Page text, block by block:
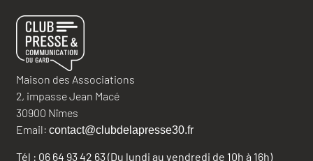
Maison des Associations
2, impasse Jean Macé
30900 Nîmes
Email: contact@clubdelapresse30.fr
Tél : 06 64 93 42 63 (Du lundi au vendredi de 10h à 16h)